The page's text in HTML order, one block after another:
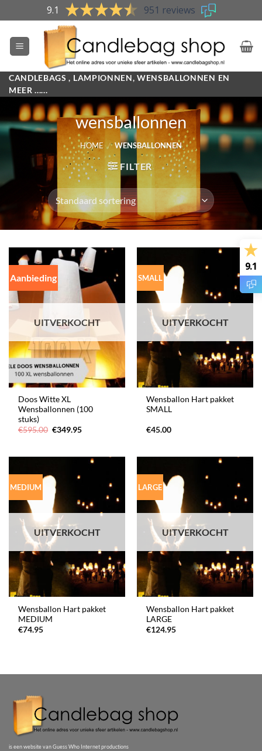
to
content
9.1 951 reviews
CANDLEBAGS , LAMPIONNEN, WENSBALLONNEN EN
MEER ......
wensballonnen
HOME / WENSBALLONNEN
FILTER
Aanbieding
UITVERKOCHT
Doos Witte XL
Wensballonnen (100
stuks)
€595.00 Oorspronkelijke
€349.95Huidige
SMALL
UITVERKOCHT
Wensballon Hart pakket
SMALL
€45.00
MEDIUM
UITVERKOCHT
Wensballon Hart pakket
MEDIUM
€74.95
LARGE
UITVERKOCHT
Wensballon Hart pakket
LARGE
€124.95
is een website van Guess Who Internet productions
9.1